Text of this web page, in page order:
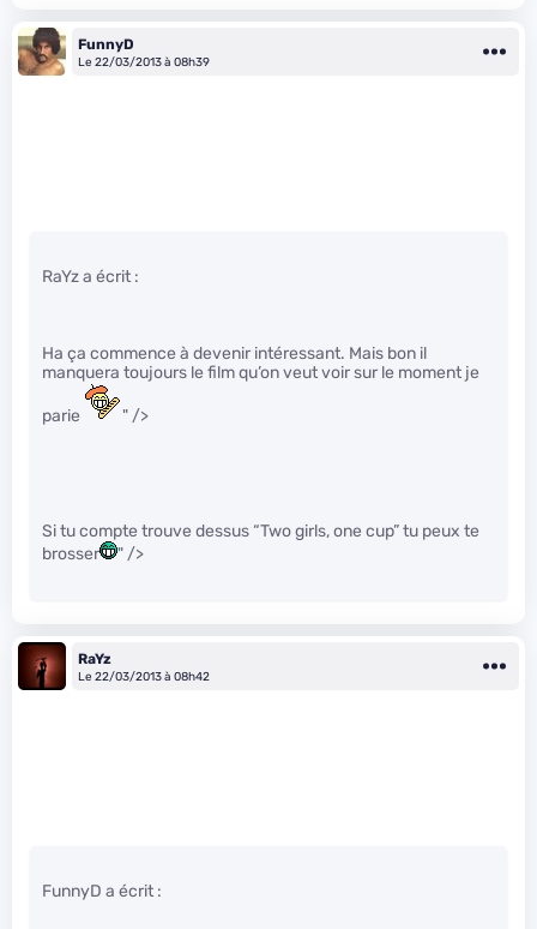
FunnyD
Le 22/03/2013 à 08h39
RaYz a écrit :
Ha ça commence à devenir intéressant. Mais bon il
manquera toujours le film qu’on veut voir sur le moment je
parie " />
Si tu compte trouve dessus “Two girls, one cup” tu peux te
brosser
" />
RaYz
Le 22/03/2013 à 08h42
FunnyD a écrit :